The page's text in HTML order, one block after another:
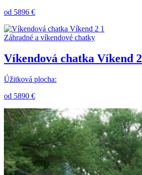
od 5896 €
Záhradné a víkendové chatky
Víkendová chatka Víkend 2
Úžitková plocha:
od 5890 €